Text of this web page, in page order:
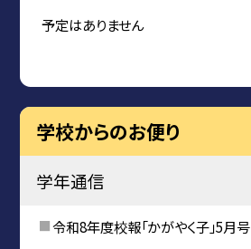
予定はありません
学校からのお便り
学年通信
令和8年度校報「かがやく子」5月号